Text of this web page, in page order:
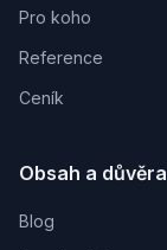
Pro koho
Reference
Ceník
Obsah a důvěra
Blog